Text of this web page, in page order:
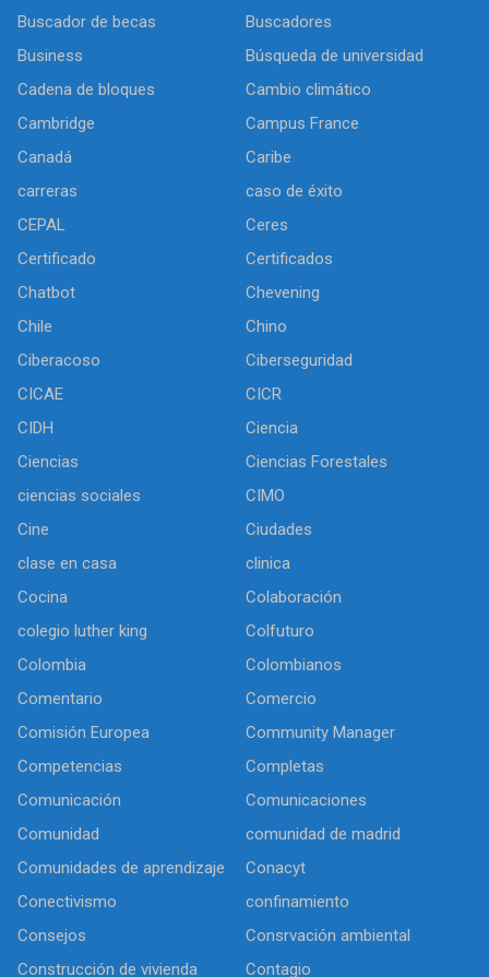
Buscador de becas
Buscadores
Business
Búsqueda de universidad
Cadena de bloques
Cambio climático
Cambridge
Campus France
Canadá
Caribe
carreras
caso de éxito
CEPAL
Ceres
Certificado
Certificados
Chatbot
Chevening
Chile
Chino
Ciberacoso
Ciberseguridad
CICAE
CICR
CIDH
Ciencia
Ciencias
Ciencias Forestales
ciencias sociales
CIMO
Cine
Ciudades
clase en casa
clinica
Cocina
Colaboración
colegio luther king
Colfuturo
Colombia
Colombianos
Comentario
Comercio
Comisión Europea
Community Manager
Competencias
Completas
Comunicación
Comunicaciones
Comunidad
comunidad de madrid
Comunidades de aprendizaje
Conacyt
Conectivismo
confinamiento
Consejos
Consrvación ambiental
Construcción de vivienda
Contagio